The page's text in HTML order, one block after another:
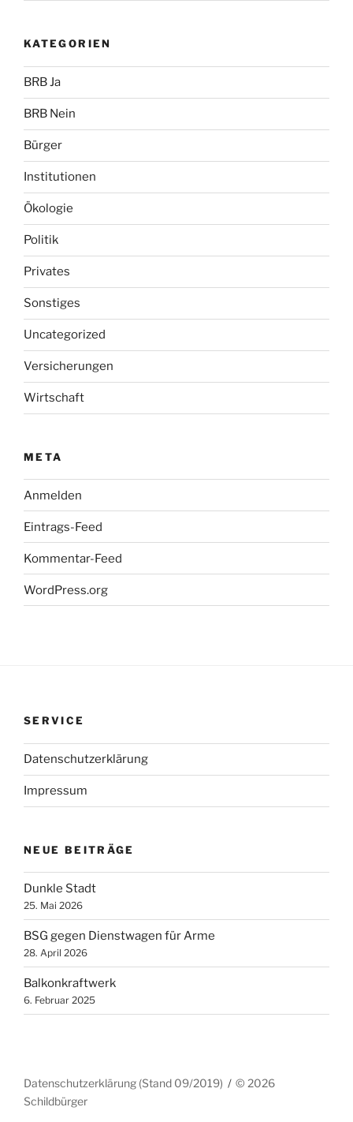
KATEGORIEN
BRB Ja
BRB Nein
Bürger
Institutionen
Ökologie
Politik
Privates
Sonstiges
Uncategorized
Versicherungen
Wirtschaft
META
Anmelden
Eintrags-Feed
Kommentar-Feed
WordPress.org
SERVICE
Datenschutzerklärung
Impressum
NEUE BEITRÄGE
Dunkle Stadt
25. Mai 2026
BSG gegen Dienstwagen für Arme
28. April 2026
Balkonkraftwerk
6. Februar 2025
Datenschutzerklärung (Stand 09/2019)
© 2026
Schildbürger